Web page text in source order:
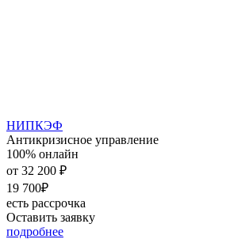
НИПКЭФ
Антикризисное управление
100% онлайн
от 32 200 ₽
19 700₽
есть рассрочка
Оставить заявку
подробнее